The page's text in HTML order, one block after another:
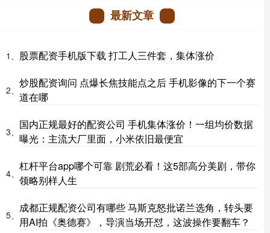
最新文章
1、 股票配资手机版下载 打工人三件套，集体涨价
2、
炒股配资询问 点爆长焦技能点之后 手机影像的下一个赛
道在哪
3、
国内正规最好的配资公司 手机集体涨价！一组均价数据
曝光：主流大厂里面，小米依旧最便宜
4、
杠杆平台app哪个可靠 剧荒必看！这5部高分美剧，带你
领略别样人生
5、
成都正规配资公司有哪些 马斯克怒批诺兰选角，转头要
用AI拍《奥德赛》，导演当场开怼，这波操作要翻车？